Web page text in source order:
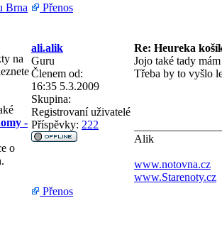
Brna
na
-
o
Přenos
ali.alik
Re: Heureka
Guru
Členem od:
16:35 5.3.2009
Skupina:
Registrovaní uživatelé
Příspěvky: 222
Jojo také tady
Třeba by to vyšlo
Alik
www.notovna.cz
www.Starenoty.cz
Přenos